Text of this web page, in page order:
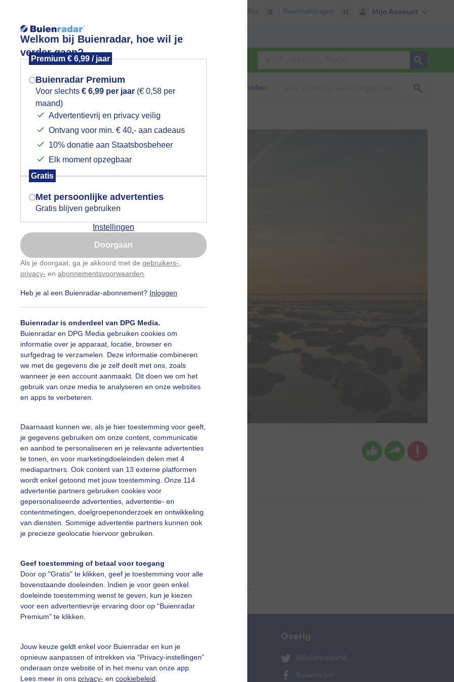
Welkom bij Buienradar, hoe wil je
verder gaan?
Premium € 6,99 / jaar
Buienradar Premium
Voor slechts € 6,99 per jaar (€ 0,58 per
maand)
Advertentievrij en privacy veilig
Ontvang voor min. € 40,- aan cadeaus
10% donatie aan Staatsbosbeheer
Elk moment opzegbaar
Gratis
Met persoonlijke advertenties
Gratis blijven gebruiken
Instellingen
Doorgaan
Als je doorgaat, ga je akkoord met de gebruikers-
privacy- en abonnementsvoorwaarden
Heb je al een Buienradar-abonnement? Inloggen
Buienradar is onderdeel van DPG Media.
Buienradar en DPG Media gebruiken cookies om
informatie over je apparaat, locatie, browser en
surfgedrag te verzamelen. Deze informatie combineren
we met de gegevens die je zelf deelt met ons, zoals
wanneer je een account aanmaakt. Dit doen we om het
gebruik van onze media te analyseren en onze websites
en apps te verbeteren.
Daarnaast kunnen we, als je hier toestemming voor geeft,
je gegevens gebruiken om onze content, communicatie
en aanbod te personaliseren en je relevante advertenties
te tonen, en voor marketingdoeleinden delen met 4
mediapartners. Ook content van 13 externe platformen
wordt enkel getoond met jouw toestemming. Onze 114
advertentie partners gebruiken cookies voor
gepersonaliseerde advertenties, advertentie- en
contentmetingen, doelgroepenonderzoek en ontwikkeling
van diensten. Sommige advertentie partners kunnen ook
je precieze geolocatie hiervoor gebruiken.
Geef toestemming of betaal voor toegang
Door op "Gratis" te klikken, geef je toestemming voor alle
bovenstaande doeleinden. Indien je voor geen enkel
doeleinde toestemming wenst te geven, kun je kiezen
voor een advertentievrije ervaring door op “Buienradar
Premium” te klikken.
Jouw keuze geldt enkel voor Buienradar en kun je
opnieuw aanpassen of intrekken via “Privacy-instellingen”
onderaan onze website of in het menu van onze app.
Lees meer in ons privacy- en cookiebeleid
Mijn Account
Files 0 | Treinmeldingen 11
Lees meer.
Foto en video Weerzine
Zoeken in foto & video:
bij Moddergat
Gemaakt: 29-04-2025, 54x bekeken
Zonsondergang
slideshow
Een moment geduld aub...
vragen
De Bilt
Overig
@BuienradarNL
Buienradar
Mogen we je locatie gebruiken voor
het weer?
Indien je hier nog geen akkoord op hebt
gegeven, verschijnt er zo een pop-up uit
je browser waarin deze toestemming
gevraagd wordt.
Is goed, toon de popup
Nu niet, misschien later
Gebruik je Safari en wil je niet elke dag deze pop-up
Klikhierom dit aan te passen